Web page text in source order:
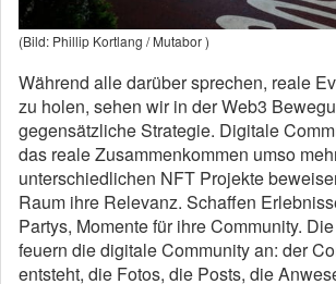
(Bild: Phillip Kortlang / Mutabor )
Während alle darüber sprechen, reale
zu holen, sehen wir in der Web3
gegensätzliche Strategie. Digitale
das reale Zusammenkommen umso
unterschiedlichen NFT Projekte
Raum ihre Relevanz. Schaffen
Partys, Momente für ihre Community.
feuern die digitale Community an: der
entsteht, die Fotos, die Posts, die